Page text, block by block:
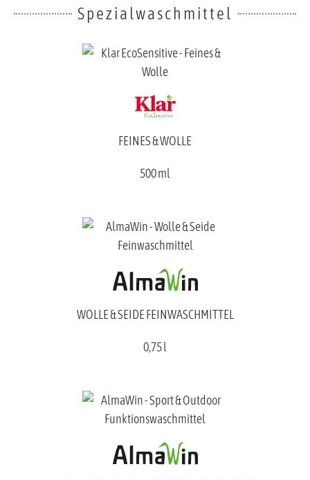
Spezialwaschmittel
FEINES & WOLLE
500 ml
WOLLE & SEIDE FEINWASCHMITTEL
0,75 l